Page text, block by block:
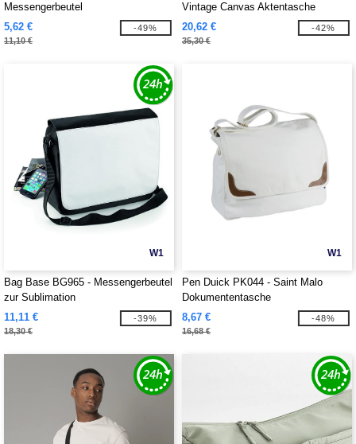
Messengerbeutel
5,62 €
11,10 €
-49%
Vintage Canvas Aktentasche
20,62 €
35,30 €
-42%
W1
Bag Base BG965 - Messengerbeutel
zur Sublimation
11,11 €
18,30 €
-39%
W1
Pen Duick PK044 - Saint Malo
Dokumententasche
8,67 €
16,68 €
-48%